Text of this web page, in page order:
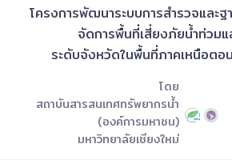
โครงการพัฒนาระบบการสำรวจและ
จัดการพื้นที่เสี่ยงภัยน้ำท่วม
ระดับจังหวัดในพื้นที่ภาคเหนือตอ
โดย
สถาบันสารสนเทศทรัพยากรน้ำ
(องค์การมหาชน)
มหาวิทยาลัยเชียงใหม่